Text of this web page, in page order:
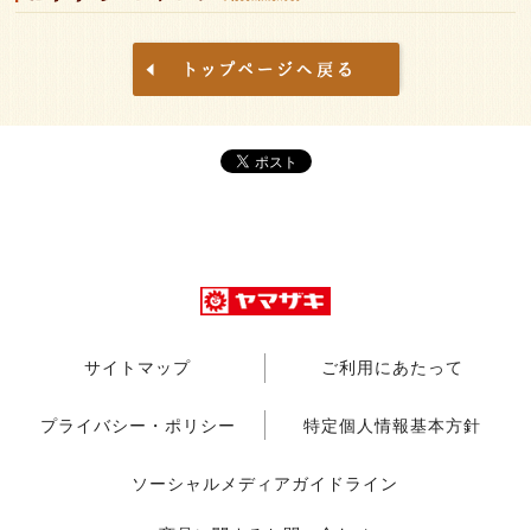
サイトマップ ご利用にあたって
プライバシー・ポリシー 特定個人情報基本方針
ソーシャルメディアガイドライン